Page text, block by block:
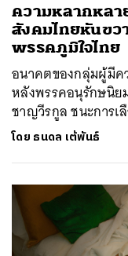
ความหลากหลา
สังคมไทยหันขว
พรรคภูมิใจไทย
อนาคตของกลุ่มผู้มีค
หลังพรรคอนุรักษนิย
ชาญวีรกูล ชนะการเ
โดย ธนดล เต้พันธ์